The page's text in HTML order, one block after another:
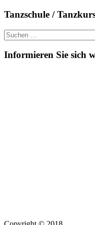
Tanzschule /
Suche
nach:
Informieren Sie sich